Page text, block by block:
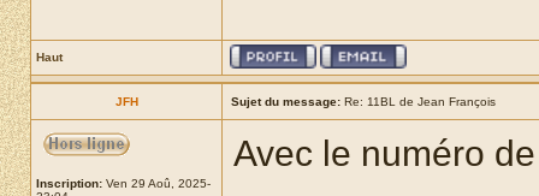
Haut
JFH Sujet du message: Re: 11BL de Jean François
Inscription: Ven 29 Aoû, 2025-
Avec le numéro